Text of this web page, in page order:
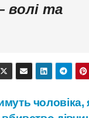
волі та
чоловіка,